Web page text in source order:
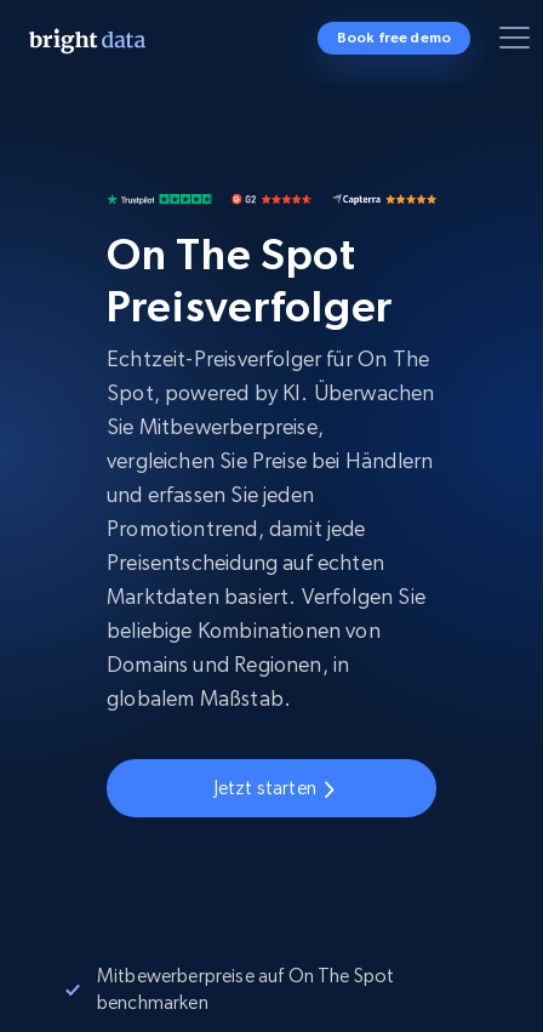
Book free demo
On The Spot
Preisverfolger
Echtzeit-Preisverfolger für On The
Spot, powered by KI. Überwachen
Sie Mitbewerberpreise,
vergleichen Sie Preise bei Händlern
und erfassen Sie jeden
Promotiontrend, damit jede
Preisentscheidung auf echten
Marktdaten basiert. Verfolgen Sie
beliebige Kombinationen von
Domains und Regionen, in
globalem Maßstab.
Jetzt starten
Mitbewerberpreise auf On The Spot
benchmarken